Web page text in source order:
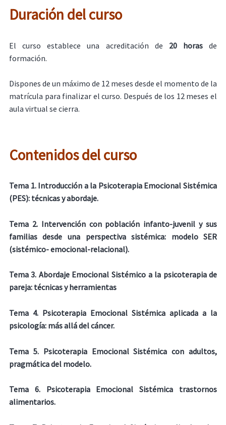
Duración del curso
El curso establece una acreditación de 20 horasde
formación.
Dispones de un máximo de 12 meses desde el momento de la
matrícula para finalizar el curso. Después de los 12 meses el
aula virtual se cierra.
Contenidos del curso
Tema 1. Introducción a la Psicoterapia Emocional Sistémica
(PES): técnicas y abordaje.
Tema 2. Intervención con población infanto-juvenil y sus
familias desde una perspectiva sistémica: modelo SER
(sistémico- emocional-relacional).
Tema 3. Abordaje Emocional Sistémico a la psicoterapia de
pareja: técnicas y herramientas
Tema 4. Psicoterapia Emocional Sistémica aplicada a la
psicología: más allá del cáncer.
Tema 5. Psicoterapia Emocional Sistémica con adultos,
pragmática del modelo.
Tema 6. Psicoterapia Emocional Sistémica trastornos
alimentarios.